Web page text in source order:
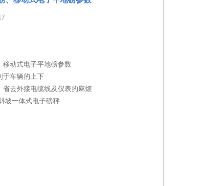
移动式电子平地磅参数
于车辆的上下
省去外接电缆线及仪表的麻烦
坡一体式电子磅秤